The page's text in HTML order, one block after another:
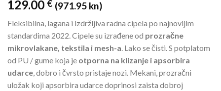
129.00 € (971.95 kn)
Fleksibilna, lagana i izdržljiva radna cipela po najnovijim
standardima 2022. Cipele su izrađene od prozračne
mikrovlakane, tekstila i mesh-a. Lako se čisti. S potplatom
od PU / gume koja je otporna na klizanje i apsorbira
udarce, dobro i čvrsto pristaje nozi. Mekani, prozračni
uložak koji apsorbira udarce doprinosi zaista dobroj